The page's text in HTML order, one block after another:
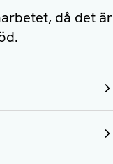
då det är